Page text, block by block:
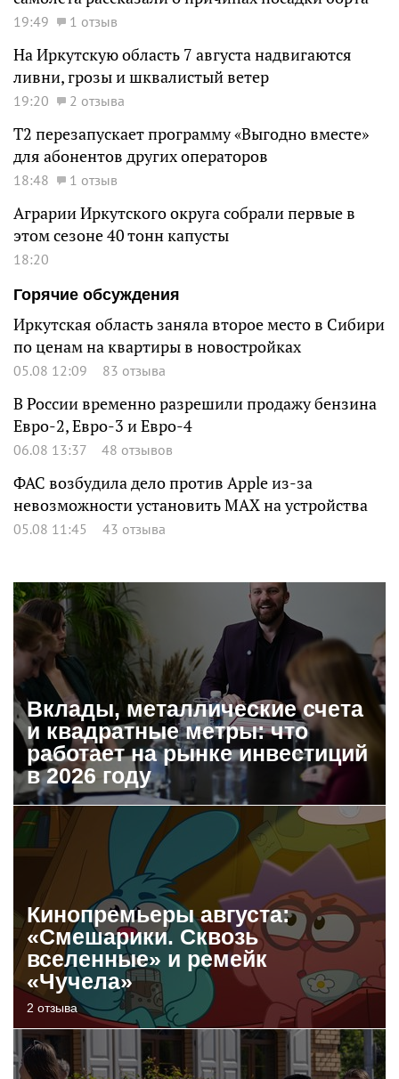
19:49 1 отзыв
На Иркутскую область 7 августа надвигаются
ливни, грозы и шквалистый ветер
19:20 2 отзыва
Т2 перезапускает программу «Выгодно вместе»
для абонентов других операторов
18:48 1 отзыв
Аграрии Иркутского округа собрали первые в
этом сезоне 40 тонн капусты
18:20
Горячие обсуждения
Иркутская область заняла второе место в Сибири
по ценам на квартиры в новостройках
05.08 12:09 83 отзыва
В России временно разрешили продажу бензина
Евро-2, Евро-3 и Евро-4
06.08 13:37 48 отзывов
ФАС возбудила дело против Apple из-за
невозможности установить MAX на устройства
05.08 11:45 43 отзыва
Вклады, металлические счета
и квадратные метры: что
работает на рынке инвестиций
в 2026 году
Кинопремьеры августа:
«Смешарики. Сквозь
вселенные» и ремейк
«Чучела»
2 отзыва